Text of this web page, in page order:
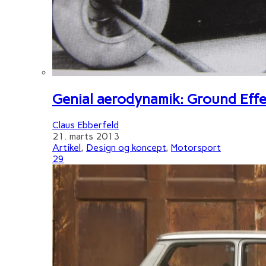
Genial aerodynamik: Ground
Claus Ebberfeld
21. marts 2013
Artikel, Design og koncept, Motorsport
29